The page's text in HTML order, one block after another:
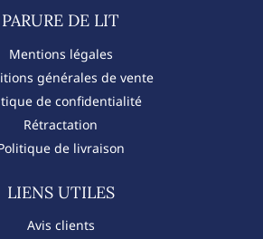
PARURE DE LIT​
Mentions légales
générales de vente
de confidentialité
Rétractation
de livraison
LIENS UTILES
Avis clients